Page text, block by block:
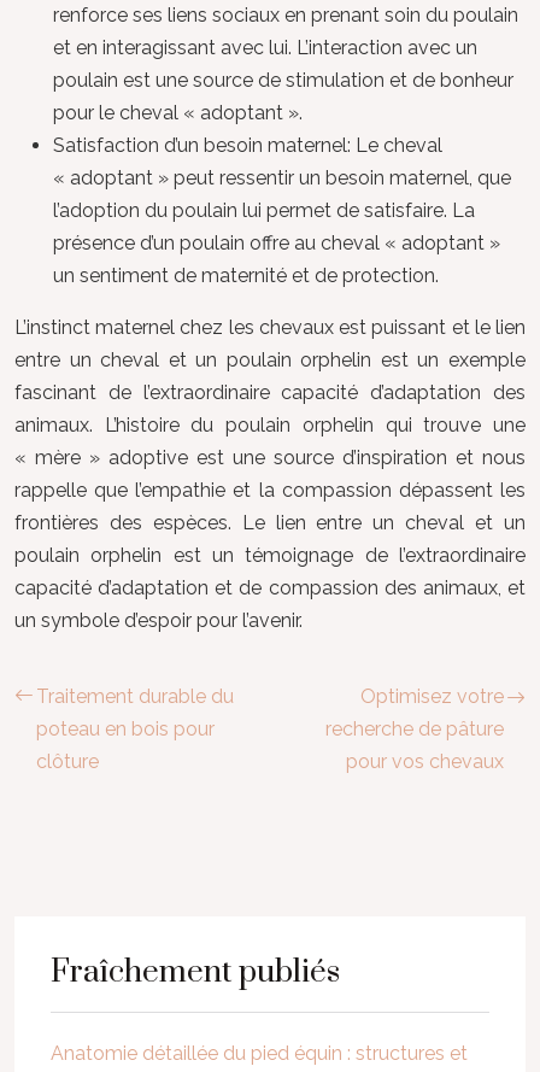
renforce ses liens sociaux en prenant soin du poulain
et en interagissant avec lui. L’interaction avec un
poulain est une source de stimulation et de bonheur
pour le cheval « adoptant ».
Satisfaction d’un besoin maternel: Le cheval
« adoptant » peut ressentir un besoin maternel, que
l’adoption du poulain lui permet de satisfaire. La
présence d’un poulain offre au cheval « adoptant »
un sentiment de maternité et de protection.
L’instinct maternel chez les chevaux est puissant et le lien
entre un cheval et un poulain orphelin est un exemple
fascinant de l’extraordinaire capacité d’adaptation des
animaux. L’histoire du poulain orphelin qui trouve une
« mère » adoptive est une source d’inspiration et nous
rappelle que l’empathie et la compassion dépassent les
frontières des espèces. Le lien entre un cheval et un
poulain orphelin est un témoignage de l’extraordinaire
capacité d’adaptation et de compassion des animaux, et
un symbole d’espoir pour l’avenir.
Traitement durable du
poteau en bois pour
clôture
Optimisez votre
recherche de pâture
pour vos chevaux
Fraîchement publiés
Anatomie détaillée du pied équin : structures et